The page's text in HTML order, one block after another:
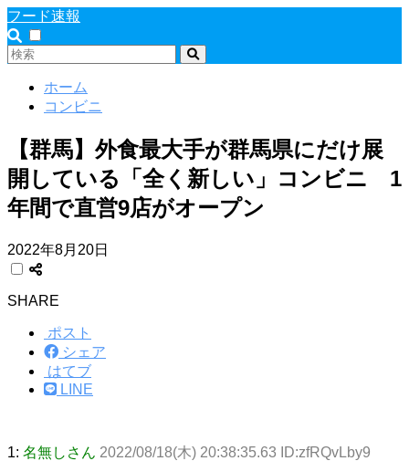
フード速報
ホーム
コンビニ
【群馬】外食最大手が群馬県にだけ展
開している「全く新しい」コンビニ 1
年間で直営9店がオープン
2022年8月20日
SHARE
ポスト
シェア
はてブ
LINE
1: 名無しさん 2022/08/18(木) 20:38:35.63 ID:zfRQvLby9